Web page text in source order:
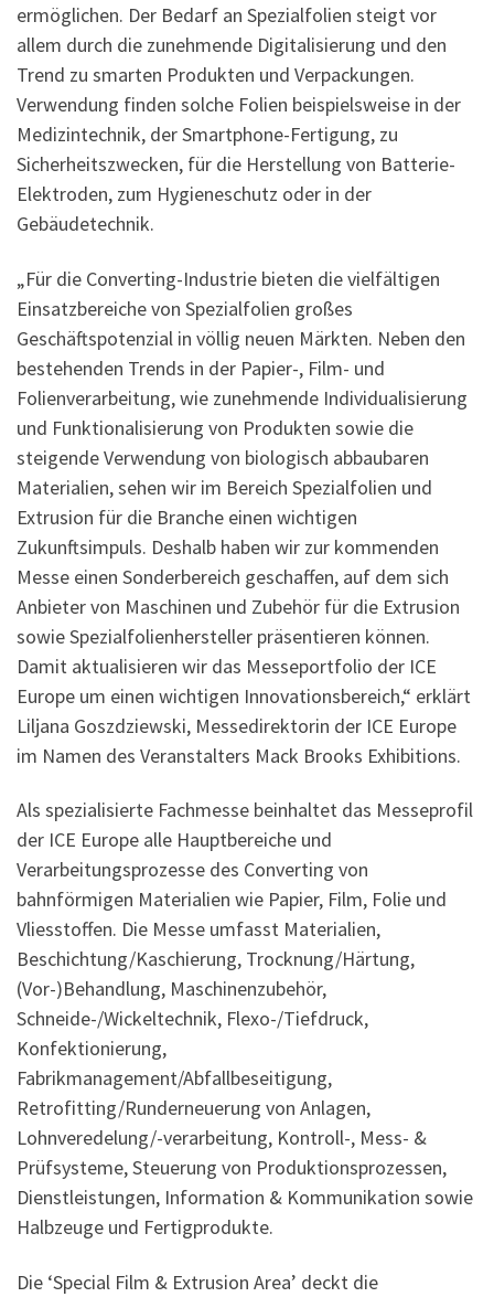
ermöglichen. Der Bedarf an Spezialfolien steigt vor
allem durch die zunehmende Digitalisierung und den
Trend zu smarten Produkten und Verpackungen.
Verwendung finden solche Folien beispielsweise in der
Medizintechnik, der Smartphone-Fertigung, zu
Sicherheitszwecken, für die Herstellung von Batterie-
Elektroden, zum Hygieneschutz oder in der
Gebäudetechnik.
„Für die Converting-Industrie bieten die vielfältigen
Einsatzbereiche von Spezialfolien großes
Geschäftspotenzial in völlig neuen Märkten. Neben den
bestehenden Trends in der Papier-, Film- und
Folienverarbeitung, wie zunehmende Individualisierung
und Funktionalisierung von Produkten sowie die
steigende Verwendung von biologisch abbaubaren
Materialien, sehen wir im Bereich Spezialfolien und
Extrusion für die Branche einen wichtigen
Zukunftsimpuls. Deshalb haben wir zur kommenden
Messe einen Sonderbereich geschaffen, auf dem sich
Anbieter von Maschinen und Zubehör für die Extrusion
sowie Spezialfolienhersteller präsentieren können.
Damit aktualisieren wir das Messeportfolio der ICE
Europe um einen wichtigen Innovationsbereich,“ erklärt
Liljana Goszdziewski, Messedirektorin der ICE Europe
im Namen des Veranstalters Mack Brooks Exhibitions.
Als spezialisierte Fachmesse beinhaltet das Messeprofil
der ICE Europe alle Hauptbereiche und
Verarbeitungsprozesse des Converting von
bahnförmigen Materialien wie Papier, Film, Folie und
Vliesstoffen. Die Messe umfasst Materialien,
Beschichtung/Kaschierung, Trocknung/Härtung,
(Vor-)Behandlung, Maschinenzubehör,
Schneide-/Wickeltechnik, Flexo-/Tiefdruck,
Konfektionierung,
Fabrikmanagement/Abfallbeseitigung,
Retrofitting/Runderneuerung von Anlagen,
Lohnveredelung/-verarbeitung, Kontroll-, Mess- &
Prüfsysteme, Steuerung von Produktionsprozessen,
Dienstleistungen, Information & Kommunikation sowie
Halbzeuge und Fertigprodukte.
Die ‘Special Film & Extrusion Area’ deckt die